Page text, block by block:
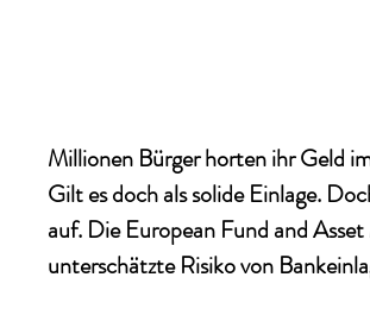
Millionen Bürger horten ihr Geld
Gilt es doch als solide Einlage.
auf. Die European Fund and
unterschätzte Risiko von